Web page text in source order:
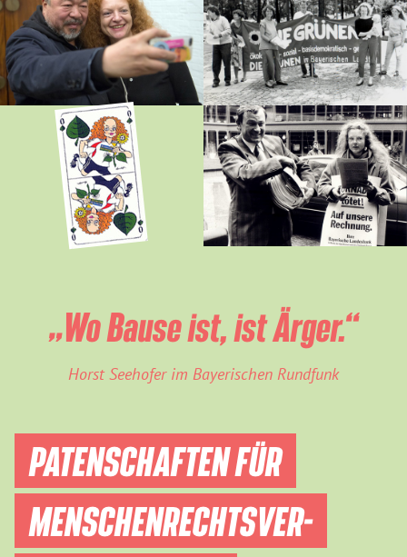
„Wo Bause ist, ist Ärger.“
Horst Seehofer im Bayerischen Rundfunk
PATENSCHAFTEN FÜR
MENSCHEN­RECHTS­VER­